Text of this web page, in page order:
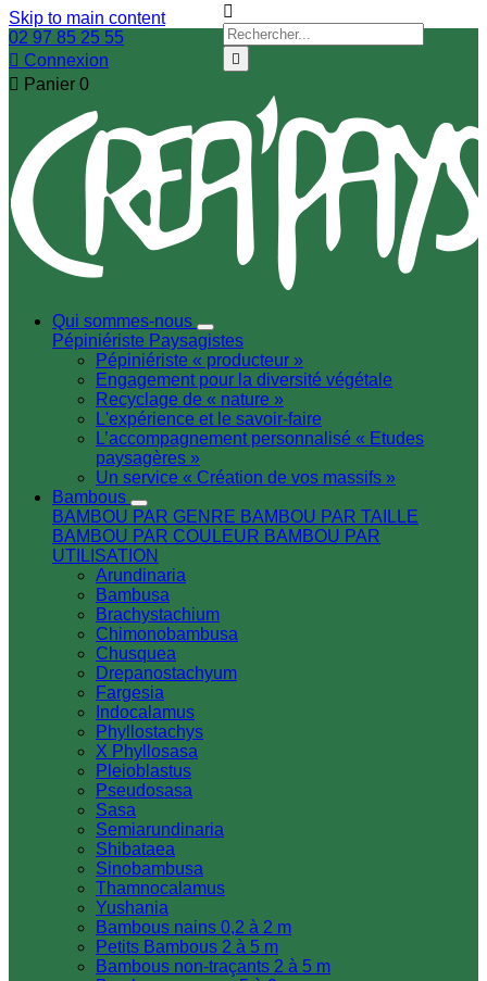
Skip to main content
02 97 85 25 55
 Connexion
 Panier 0
Qui sommes-nous
Pépiniériste Paysagistes
Pépiniériste « producteur »
Engagement pour la diversité végétale
Recyclage de « nature »
L'expérience et le savoir-faire
L’accompagnement personnalisé « Etudes
paysagères »
Un service « Création de vos massifs »
Bambous
BAMBOU PAR GENRE BAMBOU PAR TAILLE
BAMBOU PAR COULEUR BAMBOU PAR
UTILISATION
Arundinaria
Bambusa
Brachystachium
Chimonobambusa
Chusquea
Drepanostachyum
Fargesia
Indocalamus
Phyllostachys
X Phyllosasa
Pleioblastus
Pseudosasa
Sasa
Semiarundinaria
Shibataea
Sinobambusa
Thamnocalamus
Yushania
Bambous nains 0,2 à 2 m
Petits Bambous 2 à 5 m
Bambous non-traçants 2 à 5 m

